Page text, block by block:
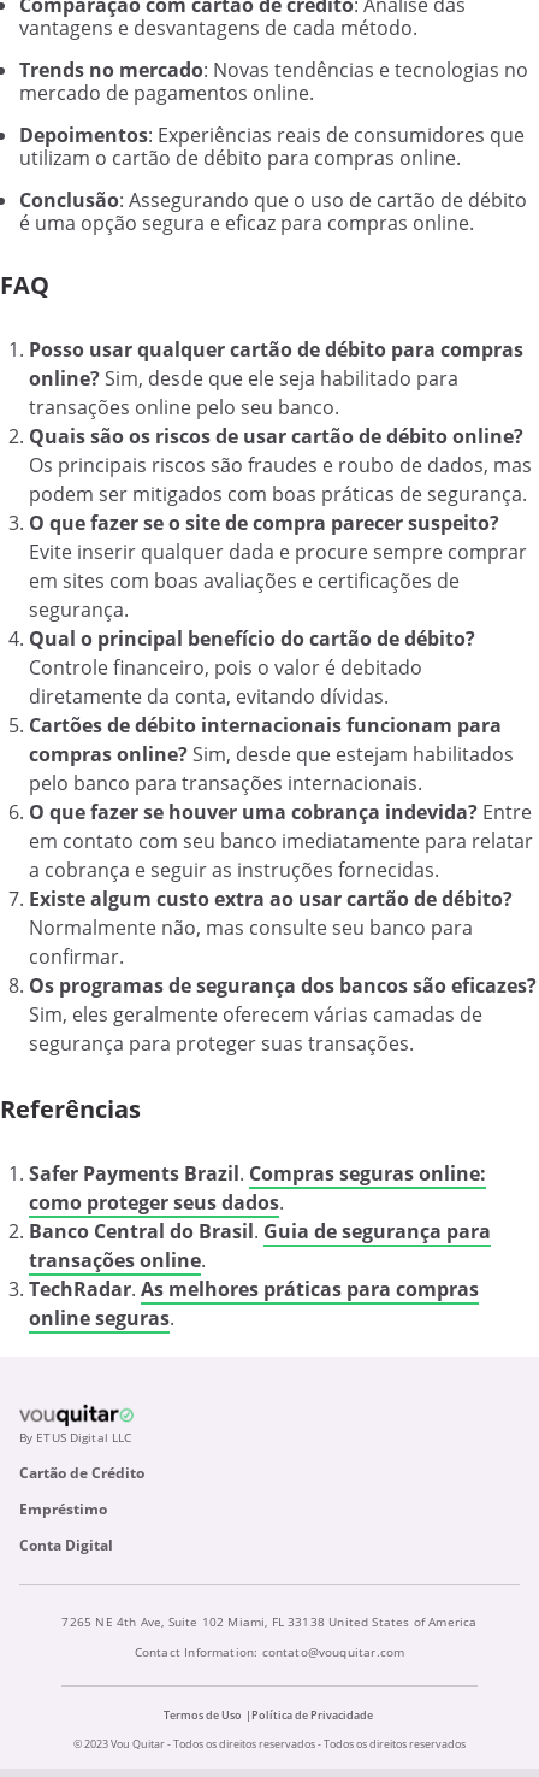
vantagens e desvantagens de cada método.
Trends no mercado: Novas tendências e tecnologias no
mercado de pagamentos online.
Depoimentos: Experiências reais de consumidores que
utilizam o cartão de débito para compras online.
Conclusão: Assegurando que o uso de cartão de débito
é uma opção segura e eficaz para compras online.
FAQ
Posso usar qualquer cartão de débito para compras
online?Sim, desde que ele seja habilitado para
transações online pelo seu banco.
Quais são os riscos de usar cartão de débito online?
Os principais riscos são fraudes e roubo de dados, mas
podem ser mitigados com boas práticas de segurança.
O que fazer se o site de compra parecer suspeito?
Evite inserir qualquer dada e procure sempre comprar
em sites com boas avaliações e certificações de
segurança.
Qual o principal benefício do cartão de débito?
Controle financeiro, pois o valor é debitado
diretamente da conta, evitando dívidas.
Cartões de débito internacionais funcionam para
compras online?Sim, desde que estejam habilitados
pelo banco para transações internacionais.
O que fazer se houver uma cobrança indevida? Entre
em contato com seu banco imediatamente para relatar
a cobrança e seguir as instruções fornecidas.
Existe algum custo extra ao usar cartão de débito?
Normalmente não, mas consulte seu banco para
confirmar.
Os programas de segurança dos bancos são eficazes?
Sim, eles geralmente oferecem várias camadas de
segurança para proteger suas transações.
Referências
Safer Payments Brazil. Compras seguras online:
como proteger seus dados.
Banco Central do Brasil. Guia de segurança para
transações online.
TechRadar. As melhores práticas para compras
online seguras.
By ETUS Digital LLC
Cartão de Crédito
Empréstimo
Conta Digital
7265 NE 4th Ave, Suite 102 Miami, FL 33138 United States of America
Contact Information: contato@vouquitar.com
Termos de Uso
Política de Privacidade
© 2023 Vou Quitar - Todos os direitos reservados - Todos os direitos reservados